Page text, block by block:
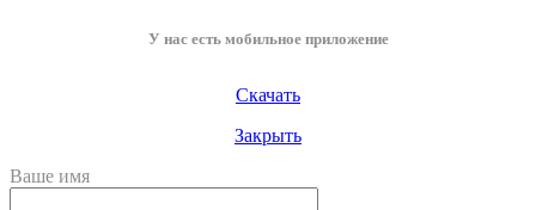
У нас есть мобильное приложение
Скачать
Закрыть
Ваше имя